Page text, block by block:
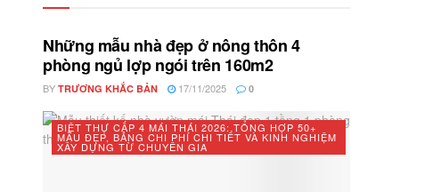
Những mẫu nhà đẹp ở nông thôn 4
phòng ngủ lợp ngói trên 160m2
BY TRƯƠNG KHẮC BẢN 17/11/2025 0
BIỆT THỰ CẤP 4 MÁI THÁI 2026: TỔNG HỢP 50+
MẪU ĐẸP, BẢNG CHI PHÍ CHI TIẾT VÀ KINH NGHIỆM
XÂY DỰNG TỪ CHUYÊN GIA